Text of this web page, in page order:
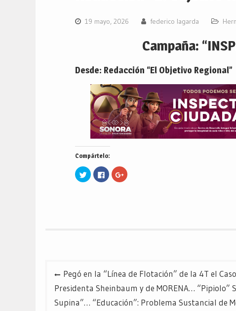
19 mayo, 2026 federico lagarda
Campaña:
Desde: Redacción “El Objetivo Regional”
Compártelo:
Haz
clic
para
ventana
Haz
clic
para
ventana
Haz
clic
ventana
Navegación
de
Pegó en la “Línea de Flotación” de la 4T el
Presidenta Sheinbaum y de MORENA… “Pipiolo”
Supina”… “Educación”: Problema Sustancial de